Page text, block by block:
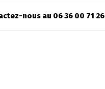
nous au 06 36 00 71 26